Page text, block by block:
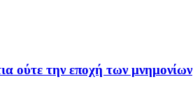
ούτε την εποχή των μνημονίων